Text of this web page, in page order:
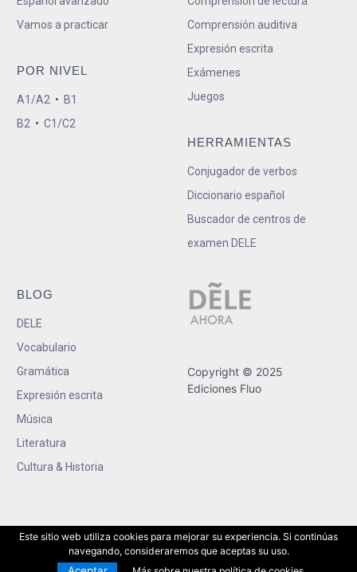
Vamos a practicar
POR NIVEL
A1/A2 • B1
B2 • C1/C2
Comprensión auditiva
Expresión escrita
Exámenes
Juegos
HERRAMIENTAS
Conjugador de verbos
Diccionario español
Buscador de centros de
examen DELE
BLOG
DELE
Vocabulario
Gramática
Expresión escrita
Música
Literatura
Cultura & Historia
Copyright © 2025
Ediciones Fluo
Este sitio web utiliza cookies para mejorar su experiencia. Si continúas
navegando, consideraremos que aceptas su uso.